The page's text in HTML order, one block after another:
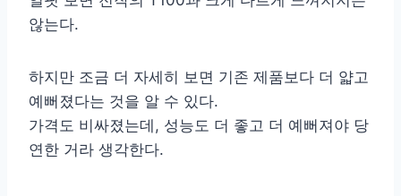
않는다.
하지만 조금 더 자세히 보면 기존 제품보다 더 얇고
예뻐졌다는 것을 알 수 있다.
가격도 비싸졌는데, 성능도 더 좋고 더 예뻐져야 당
연한 거라 생각한다.